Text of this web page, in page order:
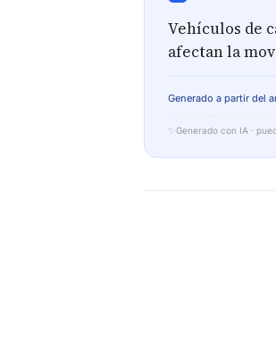
Vehículos de
afectan la
Generado a partir del
✨ Generado con IA ·